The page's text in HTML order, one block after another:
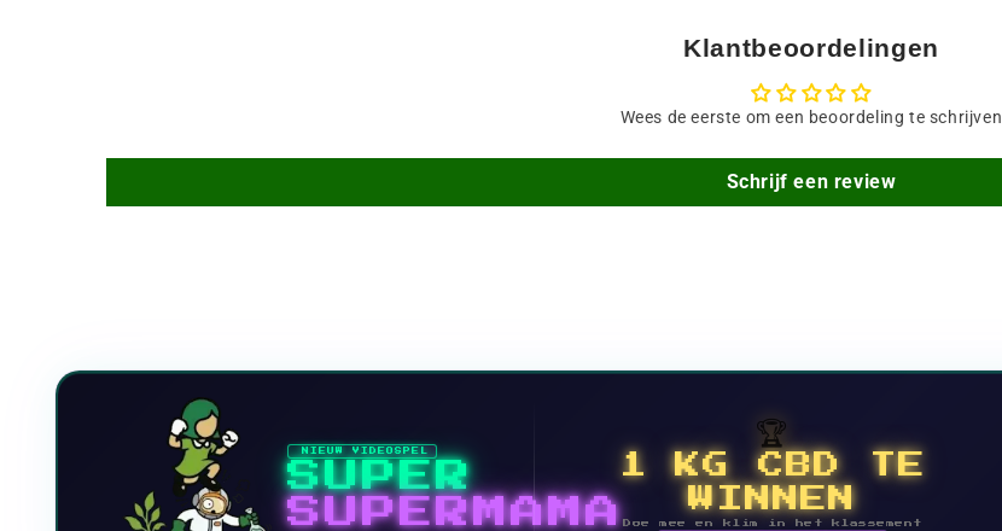
Klantbeoordelingen
Wees de eerste om een beoordeling te schrijven
Schrijf een review
NIEUW VIDEOSPEL
SUPER
SUPERMAMA
🏆
1 KG CBD TE
WINNEN
Doe mee en klim in het klassement